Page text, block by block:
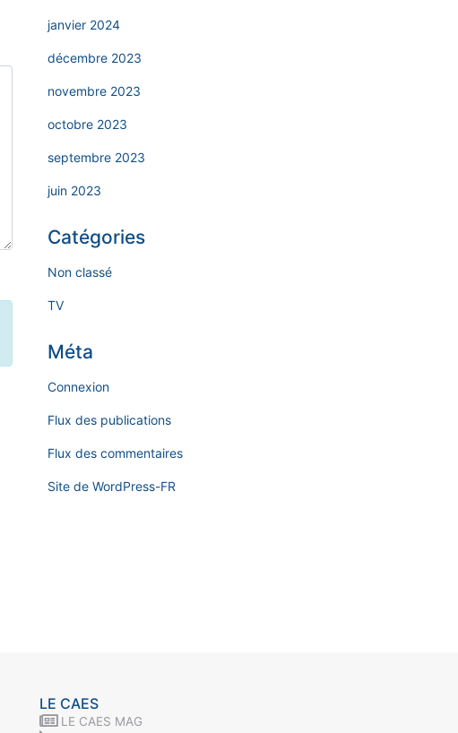
janvier 2024
décembre 2023
novembre 2023
octobre 2023
septembre 2023
juin 2023
Catégories
Non classé
TV
Méta
Connexion
Flux des publications
Flux des commentaires
Site de WordPress-FR
LE CAES
LE CAES MAG